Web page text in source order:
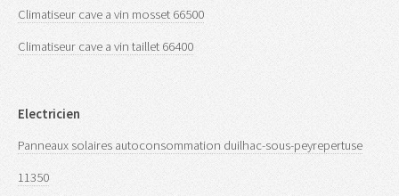
Climatiseur cave a vin mosset 66500
Climatiseur cave a vin taillet 66400
Electricien
Panneaux solaires autoconsommation duilhac-sous-peyrepertuse
11350